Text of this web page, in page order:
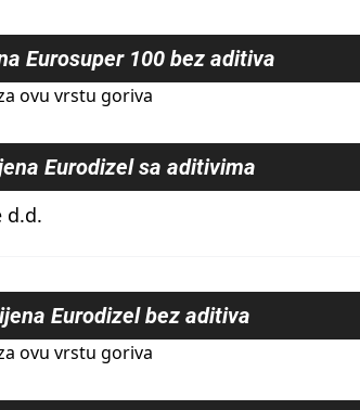
Eurosuper 100 bez aditiva
ovu vrstu goriva
Eurodizel sa aditivima
d.d.
Eurodizel bez aditiva
ovu vrstu goriva